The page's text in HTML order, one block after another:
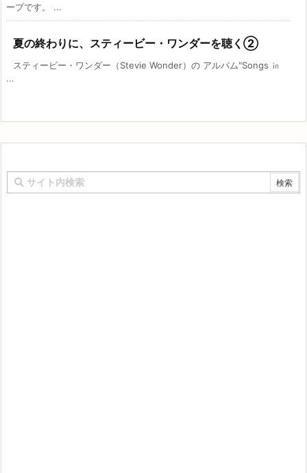
ープです。 ...
夏の終わりに、スティービー・ワンダーを聴く②
スティービー・ワンダー（Stevie Wonder）の アルバム"Songs ㏌
...